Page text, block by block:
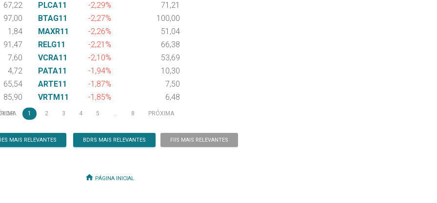
67,22
97,00
1,84
91,47
7,60
4,72
65,54
85,90
PLCA11
-2,29%
71,21
BTAG11
-2,27%
100,00
MAXR11
-2,26%
51,04
RELG11
-2,21%
66,38
VCRA11
-2,10%
53,69
PATA11
-1,94%
10,30
ARTE11
-1,87%
7,50
VRTM11
-1,85% 6,48
1 2 3 4 5 … 8 PRÓXIMA
MAIS RELEVANTES BDRS MAIS RELEVANTES FIIS MAIS RELEVANTES
PÁGINA INICIAL